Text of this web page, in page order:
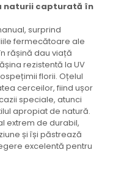
naturii capturată în
surprind
fermecătoare ale
rășină dau viață
rezistentă la UV
florii. Oțelul
cerceilor, fiind ușor
speciale, atunci
apropiat de natură.
extrem de durabil,
și își păstrează
excelentă pentru